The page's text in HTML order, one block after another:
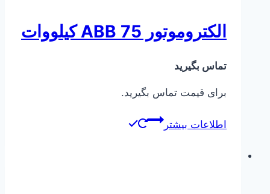
الکتروموتور ABB 75 کیلووات
تماس بگیرید
برای قیمت تماس بگیرید.
اطلاعات بیشتر